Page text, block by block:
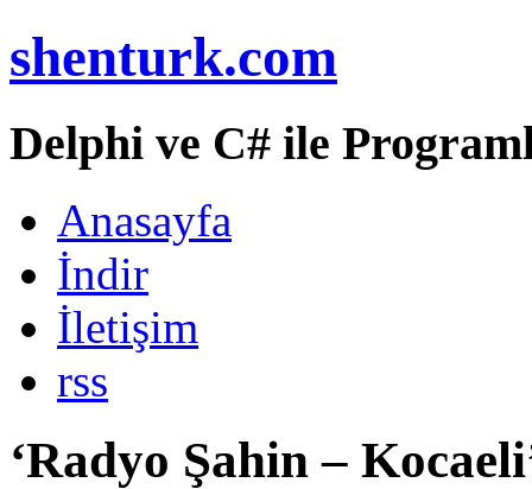
shenturk.com
Delphi ve C# ile
Anasayfa
İndir
İletişim
rss
‘Radyo Şahin –